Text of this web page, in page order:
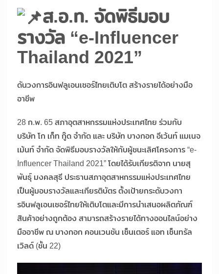
ส.อ.ท. จัดพิธีมอบ
รางวัล “e-Influencer
Thailand 2021”
ดันวงการอินฟลูเอนเซอร์ไทยเติบโต สร้างรายได้อย่างมือ
อาชีพ
28 ก.พ. 65 สภาอุตสาหกรรมแห่งประเทศไทย ร่วมกับ
บริษัท โก เก็ท กู๊ด จำกัด และ บริษัท บางกอก อีเว้นท์ แมเนจ
เม้นท์ จำกัด จัดพิธีมอบรางวัลให้กับผู้ชนะเลิศโครงการ “e-
Influencer Thailand 2021” โดยได้รับเกียรติจาก นายสุ
พันธุ์ มงคลสุธี ประธานสภาอุตสาหกรรมแห่งประเทศไทย
เป็นผู้มอบรางวัลและเกียรติบัตร ตั้งเป้ายกระดับวงกา
รอินฟลูเอนเซอร์ไทยให้เติบโตและมีการนำเสนอผลิตภัณฑ์
สินค้าอย่างถูกต้อง สามารถสร้างรายได้ทางออนไลน์อย่าง
มืออาชีพ ณ บางกอก คอนเวนชัน เซ็นเตอร์ แอท เซ็นทรัล
เวิลด์ (ชั้น 22)